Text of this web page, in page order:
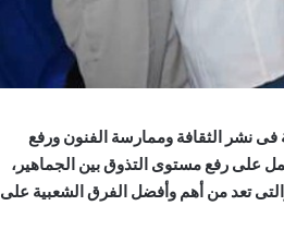
فى نشر الثقافة وممارسة الفنون ورفع
على رفع مستوى التذوق بين الجماهير،
تعد من أهم وأفضل الفرق الشعبية على